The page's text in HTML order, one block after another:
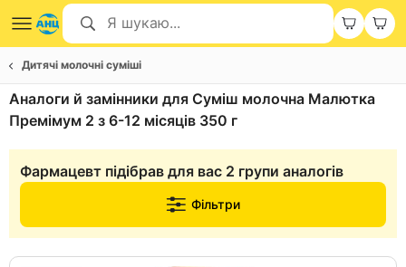
Дитячі молочні суміші
Аналоги й замінники для Суміш молочна Малютка
Премімум 2 з 6-12 місяців 350 г
Фармацевт підібрав для вас 2 групи аналогів
Фільтри